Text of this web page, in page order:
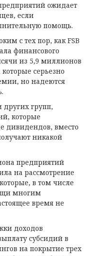
ожидает
если
помощь.
с тех пор, как FSB
финансового
из 5,9 миллионов
серьезно
но надеются
других групп,
которые
дивидендов, вместо
никакой
предприятий
на рассмотрение
в том числе
многим
время не
доходов
субсидий в
на покрытие трех